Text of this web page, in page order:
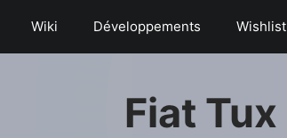
Wiki Déve­­lop­­pe­­ments Wishlist
Fiat Tux